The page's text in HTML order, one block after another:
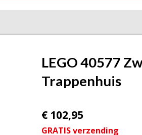
LEGO 40577
Trappenhuis
€ 102,95
GRATIS verzending